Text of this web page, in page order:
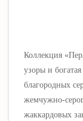
Коллекция
узоры и
благородных
жемчужно-
жаккардовых